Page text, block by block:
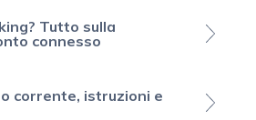
Tutto sulla
connesso
corrente, istruzioni e